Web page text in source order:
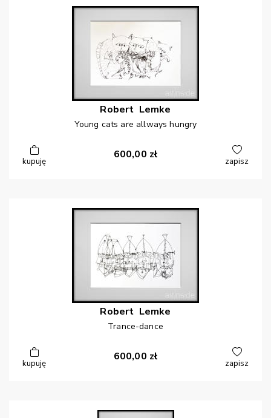
Robert Lemke
Young cats are allways hungry
kupuję
600,00 zł
zapisz
Robert Lemke
Trance-dance
kupuję
600,00 zł
zapisz